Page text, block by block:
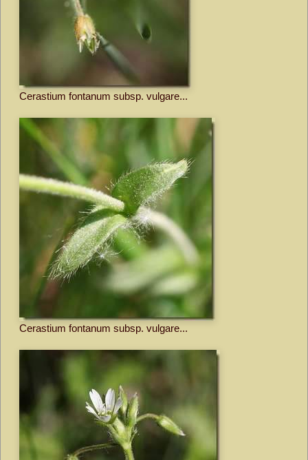
Cerastium fontanum subsp. vulgare...
Cerastium fontanum subsp. vulgare...